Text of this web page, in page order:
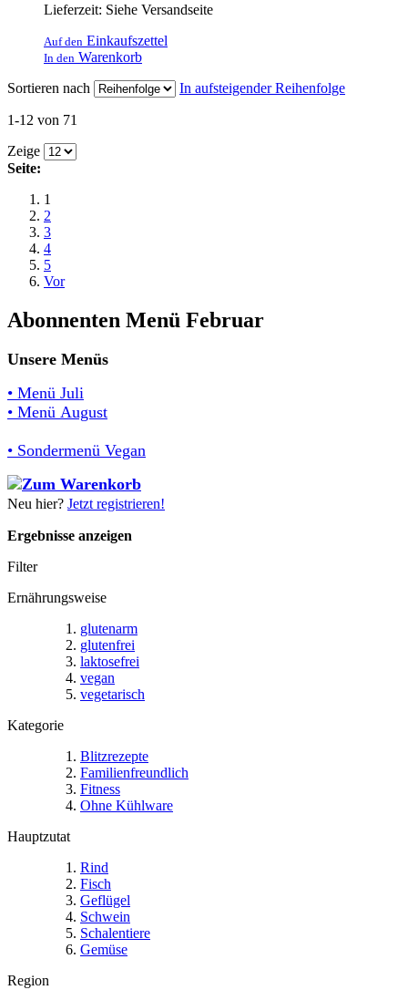
Lieferzeit: Siehe Versandseite
Auf den Einkaufszettel
In den Warenkorb
Sortieren nach
In aufsteigender Reihenfolge
1-12 von 71
Zeige
Seite:
1
2
3
4
5
Vor
Abonnenten Menü Februar
Unsere Menüs
• Menü Juli
• Menü August
• Sondermenü Vegan
Neu hier? Jetzt registrieren!
Ergebnisse anzeigen
Filter
Ernährungsweise
glutenarm
glutenfrei
laktosefrei
vegan
vegetarisch
Kategorie
Blitzrezepte
Familienfreundlich
Fitness
Ohne Kühlware
Hauptzutat
Rind
Fisch
Geflügel
Schwein
Schalentiere
Gemüse
Region